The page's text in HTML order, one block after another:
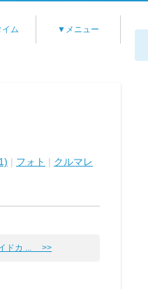
イム ▼メニュー
| フォト | クルマレ
ドカ ... >>